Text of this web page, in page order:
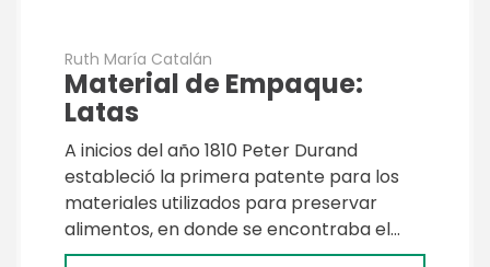
Ruth María Catalán
Material de Empaque:
Latas
A inicios del año 1810 Peter Durand
estableció la primera patente para los
materiales utilizados para preservar
alimentos, en donde se encontraba el…